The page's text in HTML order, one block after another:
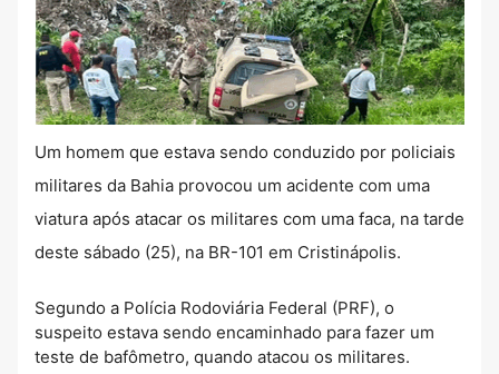
Um homem que estava sendo conduzido por policiais
militares da Bahia provocou um acidente com uma
viatura após atacar os militares com uma faca, na tarde
deste sábado (25), na BR-101 em Cristinápolis.
Segundo a Polícia Rodoviária Federal (PRF), o
suspeito estava sendo encaminhado para fazer um
teste de bafômetro, quando atacou os militares.